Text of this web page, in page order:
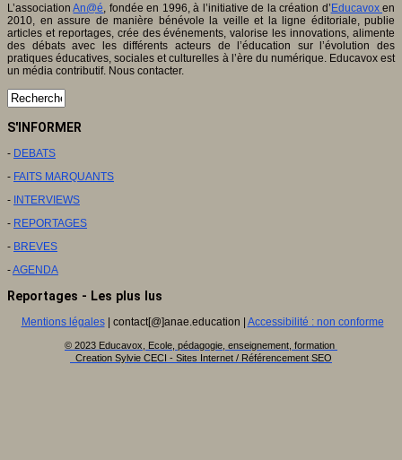
L’associationAn@é, fondée en 1996, à l’initiative de la création d’ Educavoxen
2010, en assure de manière bénévole la veille et la ligne éditoriale, publie
articles et reportages, crée des événements, valorise les innovations, alimente
des débats avec les différents acteurs de l’éducation sur l’évolution des
pratiques éducatives, sociales et culturelles à l’ère du numérique. Educavox est
un média contributif. Nous contacter.
S'INFORMER
- DEBATS
- FAITS MARQUANTS
- INTERVIEWS
- REPORTAGES
- BREVES
-AGENDA
Reportages - Les plus lus
Mentions légales| contact[@]anae.education | Accessibilité : non conforme
© 2023 Educavox, Ecole, pédagogie, enseignement, formation
Creation Sylvie CECI - Sites Internet / Référencement SEO